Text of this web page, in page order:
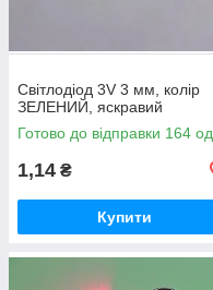
Світлодіод 3V 3 мм, колір
ЗЕЛЕНИЙ, яскравий
Готово до відправки 164 од.
1,14 ₴
Купити